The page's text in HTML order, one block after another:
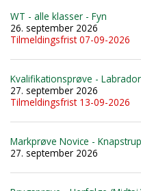
WT - alle klasser - Fyn
26. september 2026
Tilmeldingsfrist 07-09-2026
Kvalifikationsprøve - Labrador
27. september 2026
Tilmeldingsfrist 13-09-2026
Markprøve Novice -
27. september 2026